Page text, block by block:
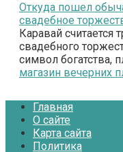
Откуда пошел
свадебное
Каравай
свадебного
символ богатства,
магазин вечерних
Главная
О сайте
Карта сайта
Политика